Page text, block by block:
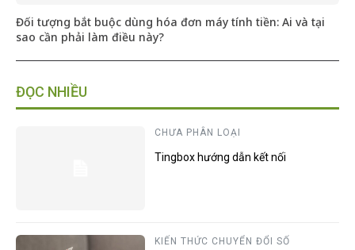
Đối tượng bắt buộc dùng hóa đơn máy tính tiền: Ai và tại
sao cần phải làm điều này?
ĐỌC NHIỀU
CHƯA PHÂN LOẠI
Tingbox hướng dẫn kết nối
KIẾN THỨC CHUYỂN ĐỔI SỐ